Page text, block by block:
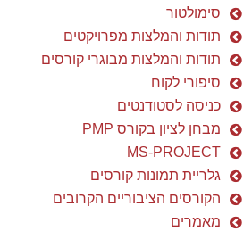
סימולטור
תודות והמלצות מפרויקטים
תודות והמלצות מבוגרי קורסים
סיפורי לקוח
כניסה לסטודנטים
מבחן לציון בקורס PMP
MS-PROJECT
גלריית תמונות קורסים
הקורסים הציבוריים הקרובים
מאמרים